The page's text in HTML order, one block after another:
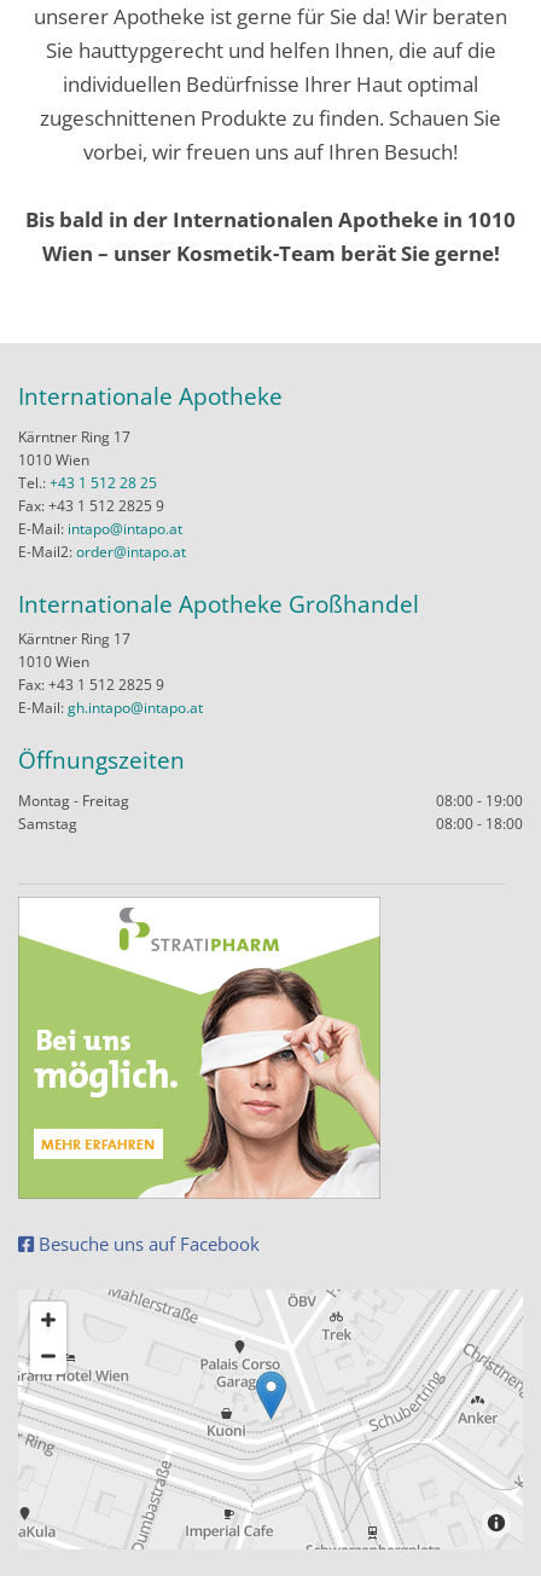
unserer Apotheke ist gerne für Sie da! Wir beraten
Sie hauttypgerecht und helfen Ihnen, die auf die
individuellen Bedürfnisse Ihrer Haut optimal
zugeschnittenen Produkte zu finden. Schauen Sie
vorbei, wir freuen uns auf Ihren Besuch!
Bis bald in der Internationalen Apotheke in 1010
Wien – unser Kosmetik-Team berät Sie gerne!
Internationale Apotheke
Kärntner Ring 17
1010 Wien
Tel.:+43 1 512 28 25
Fax: +43 1 512 2825 9
E-Mail: intapo@intapo.at
E-Mail2:order@intapo.at
Internationale Apotheke Großhandel
Kärntner Ring 17
1010 Wien
Fax: +43 1 512 2825 9
E-Mail:gh.intapo@intapo.at
Öffnungszeiten
Montag - Freitag
08:00 - 19:00
Samstag
08:00 - 18:00
 Besuche uns auf Facebook